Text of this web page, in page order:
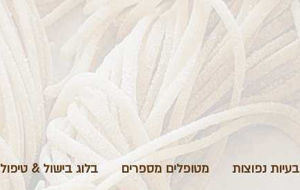
בעיות נפוצות מטופלים מספרים בלוג בישול & טיפול